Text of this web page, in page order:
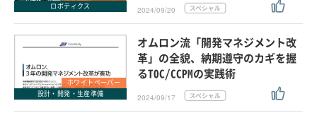
ロボティクス
2024/09/20
ホワイトペーパー
設計・開発・生産準備
オムロン流「開発マネジメント改
革」の全貌、納期遵守のカギを握
るTOC/CCPMの実践術
2024/09/17